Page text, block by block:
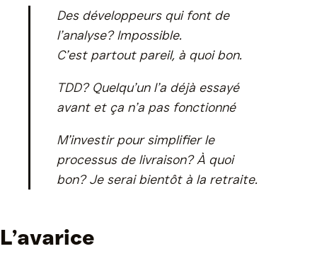
Des développeurs qui font de
l’analyse? Impossible.
C’est partout pareil, à quoi bon.
TDD? Quelqu’un l’a déjà essayé
avant et ça n’a pas fonctionné
M’investir pour simplifier le
processus de livraison? À quoi
bon? Je serai bientôt à la retraite.
L’avarice